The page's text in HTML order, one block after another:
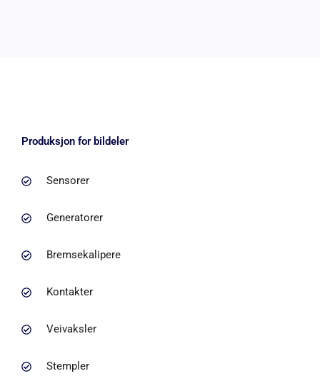
Produksjon for bildeler
Sensorer
Generatorer
Bremsekalipere
Kontakter
Veivaksler
Stempler